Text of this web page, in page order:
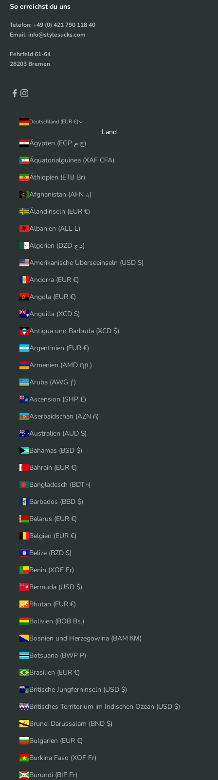
So erreichst du uns
Telefon: +49 (0) 421 790 118 40
Email: info@stylesucks.com
Fehrfeld 61-64
28203 Bremen
Deutschland (EUR €)
Land
Ägypten (EGP ج.م)
Äquatorialguinea (XAF CFA)
Äthiopien (ETB Br)
Afghanistan (AFN ؋)
Ålandinseln (EUR €)
Albanien (ALL L)
Algerien (DZD د.ج)
Amerikanische Überseeinseln (USD $)
Andorra (EUR €)
Angola (EUR €)
Anguilla (XCD $)
Antigua und Barbuda (XCD $)
Argentinien (EUR €)
Armenien (AMD դր.)
Aruba (AWG ƒ)
Ascension (SHP £)
Aserbaidschan (AZN ₼)
Australien (AUD $)
Bahamas (BSD $)
Bahrain (EUR €)
Bangladesch (BDT ৳)
Barbados (BBD $)
Belarus (EUR €)
Belgien (EUR €)
Belize (BZD $)
Benin (XOF Fr)
Bermuda (USD $)
Bhutan (EUR €)
Bolivien (BOB Bs.)
Bosnien und Herzegowina (BAM КМ)
Botsuana (BWP P)
Brasilien (EUR €)
Britische Jungferninseln (USD $)
Britisches Territorium im Indischen Ozean (USD $)
Brunei Darussalam (BND $)
Bulgarien (EUR €)
Burkina Faso (XOF Fr)
Burundi (BIF Fr)